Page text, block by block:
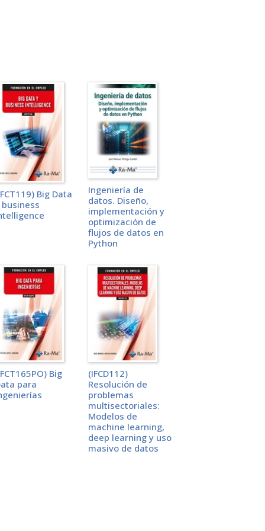
Big Data
business
Ingeniería de
datos. Diseño,
implementación y
optimización de
flujos de datos en
Python
Big
para
(IFCD112)
Resolución de
problemas
multisectoriales:
Modelos de
machine learning,
deep learning y uso
masivo de datos